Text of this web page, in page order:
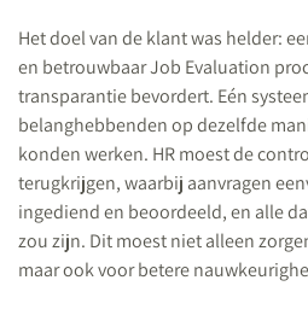
Het doel van de klant was helder:
en betrouwbaar Job Evaluation
transparantie bevordert. Eén
belanghebbenden op dezelfde
konden werken. HR moest de
terugkrijgen, waarbij aanvragen
ingediend en beoordeeld, en alle
zou zijn. Dit moest niet alleen
maar ook voor betere